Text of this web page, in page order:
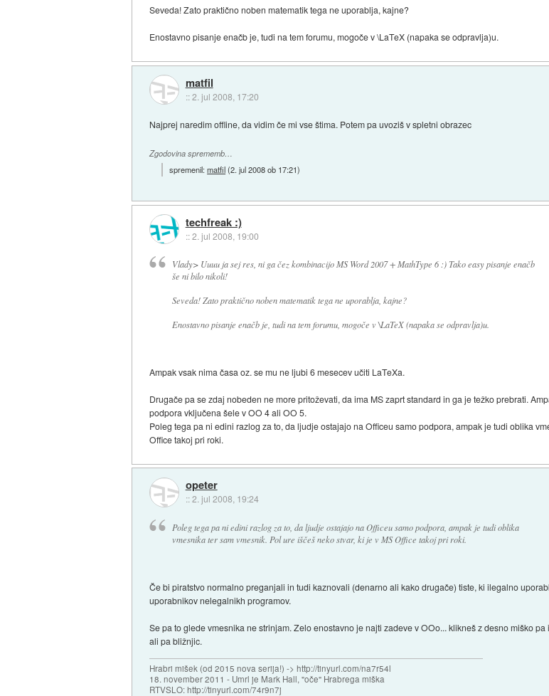
Seveda! Zato praktično noben matematik tega ne uporablja, kajne?
Enostavno pisanje enačb je, tudi na tem forumu, mogoče v\LaTeX (napaka se odpravlja)u.
matfil
::2. jul 2008, 17:20
Najprej naredim offline, da vidim če mi vse štima. Potem pa uvoziš v spletni obrazec
Zgodovina sprememb…
spremenil:matfil(2. jul 2008 ob 17:21)
techfreak :)
::2. jul 2008, 19:00
Vlady> Uuuu ja sej res, ni ga čez kombinacijo MS Word 2007 + MathType 6 :) Tako easy pisanje enačb
še ni bilo nikoli!
Seveda! Zato praktično noben matematik tega ne uporablja, kajne?
Enostavno pisanje enačb je, tudi na tem forumu, mogoče v\LaTeX (napaka se odpravlja)u.
Ampak vsak nima časa oz. se mu ne ljubi 6 mesecev učiti LaTeXa.
Drugače pa se zdaj nobeden ne more pritoževati, da ima MS zaprt standard in ga je težko prebrati.
podpora vključena šele v OO 4 ali OO 5.
Poleg tega pa ni edini razlog za to, da ljudje ostajajo na Officeu samo podpora, ampak je tudi oblika
Office takoj pri roki.
opeter
::2. jul 2008, 19:24
Poleg tega pa ni edini razlog za to, da ljudje ostajajo na Officeu samo podpora, ampak je tudi oblika
vmesnika ter sam vmesnik. Pol ure iščeš neko stvar, ki je v MS Office takoj pri roki.
Če bi piratstvo normalno preganjali in tudi kaznovali (denarno ali kako drugače) tiste, ki ilegalno
uporabnikov nelegalnikh programov.
Se pa to glede vmesnika ne strinjam. Zelo enostavno je najti zadeve v OOo... klikneš z desno miško
ali pa bližnjic.
Hrabri mišek (od 2015 nova serija!) -> http://tinyurl.com/na7r54l
18. november 2011 - Umrl je Mark Hall, "oče" Hrabrega miška
RTVSLO: http://tinyurl.com/74r9n7j